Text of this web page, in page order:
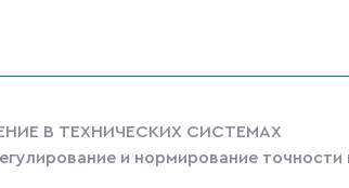
В ТЕХНИЧЕСКИХ СИСТЕМАХ
и нормирование